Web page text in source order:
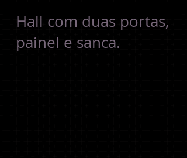
Hall com duas portas,
painel e sanca.